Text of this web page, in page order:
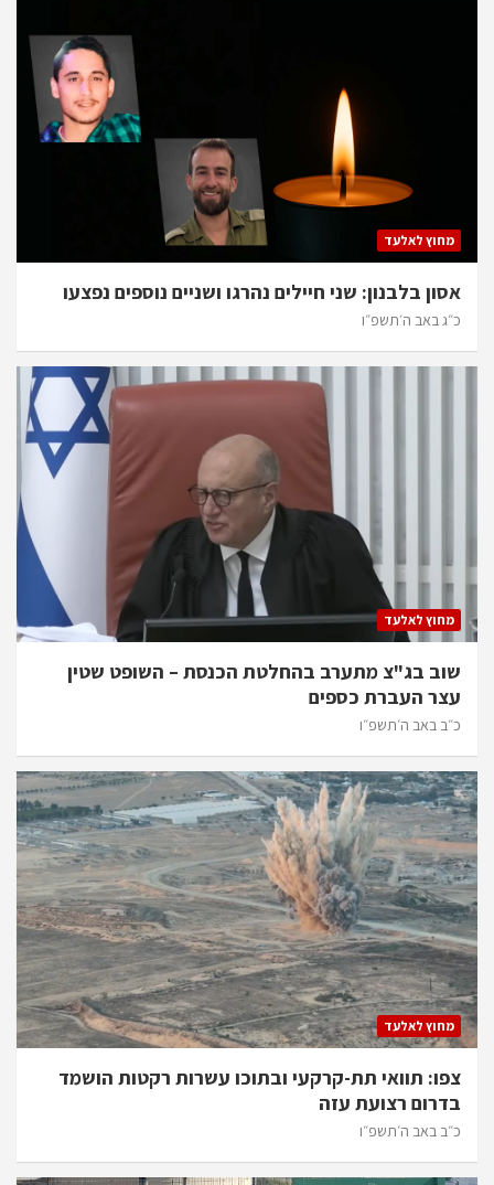
מחוץ לאלעד
אסון בלבנון: שני חיילים נהרגו ושניים נוספים נפצעו
כ״ג באב ה׳תשפ״ו
מחוץ לאלעד
שוב בג"צ מתערב בהחלטת הכנסת – השופט שטין
עצר העברת כספים
כ״ב באב ה׳תשפ״ו
מחוץ לאלעד
צפו: תוואי תת-קרקעי ובתוכו עשרות רקטות הושמד
בדרום רצועת עזה
כ״ב באב ה׳תשפ״ו